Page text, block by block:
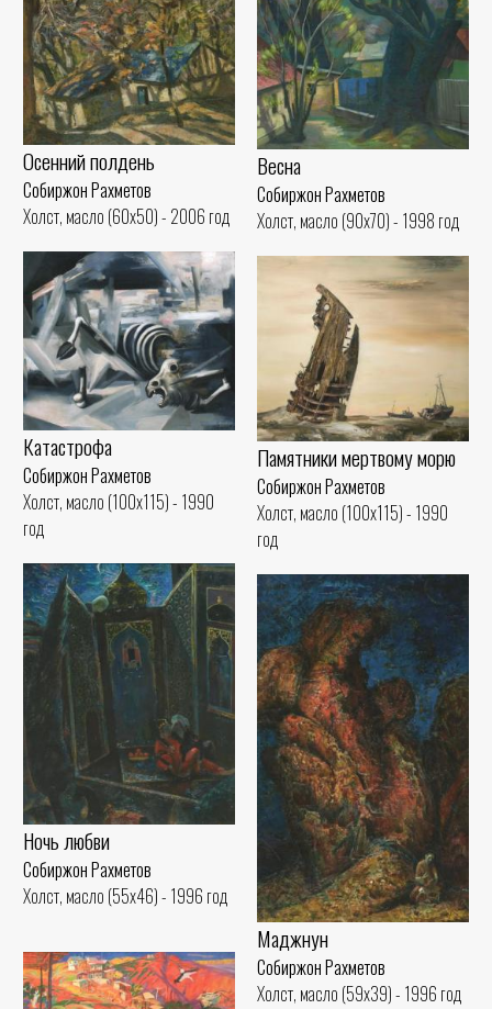
Весна
Собиржон Рахметов
Холст, масло (90x70) - 1998 год
Осенний полдень
Собиржон Рахметов
Холст, масло (60x50) - 2006 год
Катастрофа
Собиржон Рахметов
Холст, масло (100x115) - 1990
год
Памятники мертвому морю
Собиржон Рахметов
Холст, масло (100x115) - 1990
год
Ночь любви
Собиржон Рахметов
Холст, масло (55x46) - 1996 год
Маджнун
Собиржон Рахметов
Холст, масло (59x39) - 1996 год